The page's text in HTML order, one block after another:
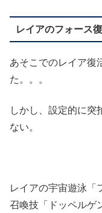
レイアのフォース
あそこでのレイア復
た。。。
しかし、設定的に突
ない。
レイアの宇宙遊泳「
召喚技「ドッペルゲ